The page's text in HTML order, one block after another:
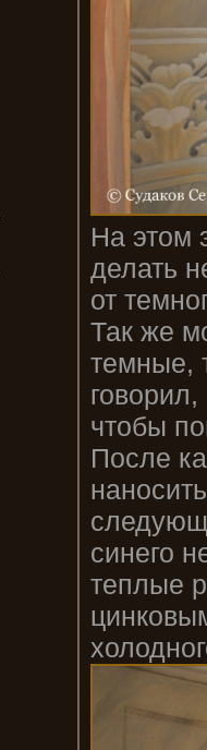
На этом
делать
от
Так же
темные,
чтобы
После
синего
теплые